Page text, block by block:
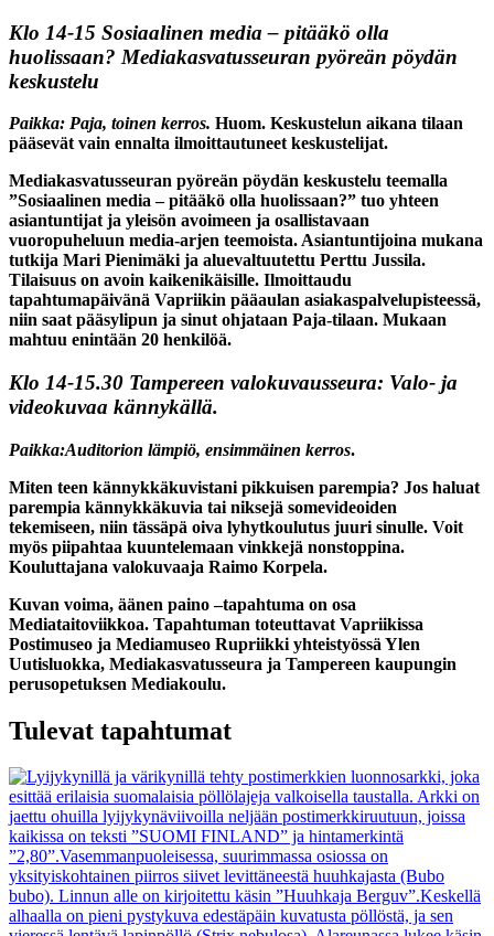
Klo 14-15 Sosiaalinen media – pitääkö olla
huolissaan? Mediakasvatusseuran pyöreän pöydän
keskustelu
Paikka: Paja, toinen kerros. Huom. Keskustelun aikana tilaan
pääsevät vain ennalta ilmoittautuneet keskustelijat.
Mediakasvatusseuran pyöreän pöydän keskustelu teemalla
”Sosiaalinen media – pitääkö olla huolissaan?” tuo yhteen
asiantuntijat ja yleisön avoimeen ja osallistavaan
vuoropuheluun media-arjen teemoista. Asiantuntijoina mukana
tutkija Mari Pienimäki ja aluevaltuutettu Perttu Jussila.
Tilaisuus on avoin kaikenikäisille. Ilmoittaudu
tapahtumapäivänä Vapriikin pääaulan asiakaspalvelupisteessä,
niin saat pääsylipun ja sinut ohjataan Paja-tilaan. Mukaan
mahtuu enintään 20 henkilöä.
Klo 14-15.30 Tampereen valokuvausseura: Valo- ja
videokuvaa kännykällä.
Paikka:Auditorion lämpiö, ensimmäinen kerros.
Miten teen kännykkäkuvistani pikkuisen parempia? Jos haluat
parempia kännykkäkuvia tai niksejä somevideoiden
tekemiseen, niin tässäpä oiva lyhytkoulutus juuri sinulle. Voit
myös piipahtaa kuuntelemaan vinkkejä nonstoppina.
Kouluttajana valokuvaaja Raimo Korpela.
Kuvan voima, äänen paino –tapahtuma on osa
Mediataitoviikkoa. Tapahtuman toteuttavat Vapriikissa
Postimuseo ja Mediamuseo Rupriikki yhteistyössä Ylen
Uutisluokka, Mediakasvatusseura ja Tampereen kaupungin
perusopetuksen Mediakoulu.
Tulevat tapahtumat